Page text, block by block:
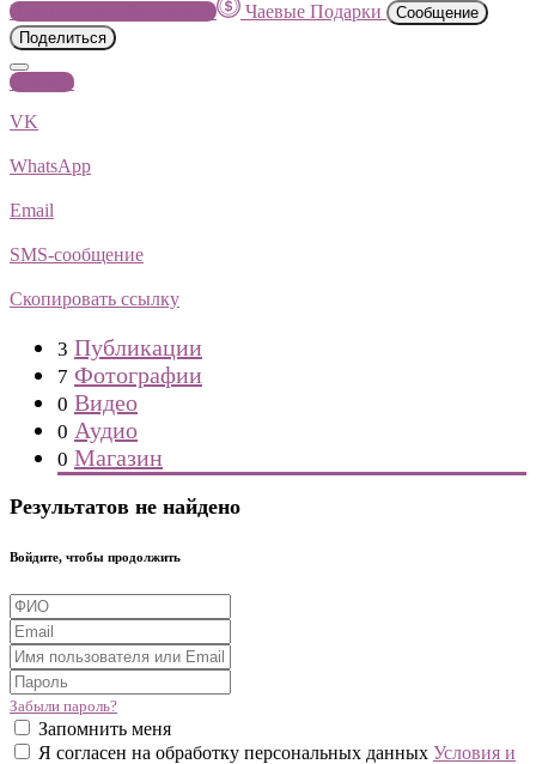
Подпишитесь бесплатно Чаевые Подарки
Сообщение
Поделиться
Скачать
VK
WhatsApp
Email
SMS-сообщение
Скопировать ссылку
3 Публикации
7 Фотографии
0 Видео
0 Аудио
0 Магазин
Результатов не найдено
Войдите, чтобы продолжить
Забыли пароль?
Запомнить меня
Я согласен на обработку персональных данных Условия и